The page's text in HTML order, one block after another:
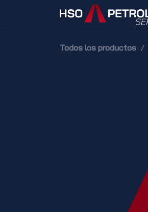
Todos los productos